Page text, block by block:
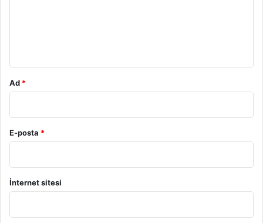
Ad *
E-posta *
İnternet sitesi